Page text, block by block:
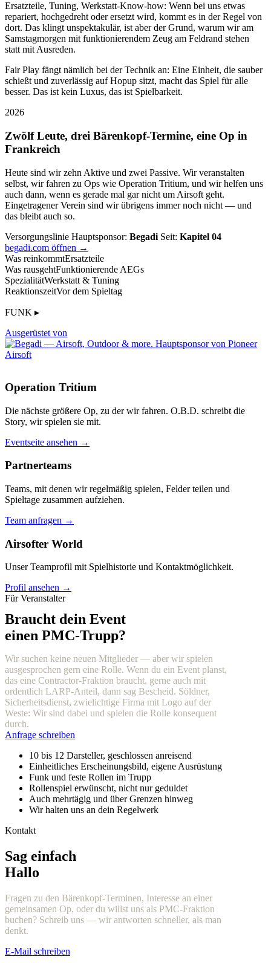
Ersatzteile, Tuning, Werkstatt-Know-how: Wenn bei uns etwas
repariert, hochgedreht oder ersetzt wird, kommt es in der Regel von
dort. Das klingt unspektakulär, ist aber der Grund, warum wir am
Samstagmorgen mit funktionierendem Zeug am Feldrand stehen
statt mit Ausreden.
Fair Play fängt nämlich bei der Technik an: Eine Einheit, die sauber
schießt und zuverlässig auf Hopup sitzt, macht das Spiel für alle
besser. Das ist kein Luxus, das ist Spielbarkeit.
2026
Zwölf Leute, drei Bärenkopf-Termine, eine Op in
Frankreich
Heute sind wir zehn Aktive und zwei Passive. Wir veranstalten
selbst, wir fahren zu Ops wie Operation Tritium, und wir helfen uns
auch dann, wenn es gerade mal gar nicht um Airsoft geht.
Eingetragener Verein sind wir übrigens immer noch nicht — und
das bleibt auch so.
Versorgungslinie Hauptsponsor: Begadi Seit: Kapitel 04
begadi.com öffnen →
Was reinkommtErsatzteile
Was rausgehtFunktionierende AEGs
SpezialitätWerkstatt & Tuning
ReaktionszeitVor dem Spieltag
FUNK ▸
Ausgerüstet von
Operation Tritium
Die nächste größere Op, zu der wir fahren. O.B.D. schreibt die
Story, wir spielen sie mit.
Eventseite ansehen →
Partnerteams
Teams, mit denen wir regelmäßig spielen, Felder teilen und
Spieltage zusammen aufziehen.
Team anfragen →
Airsofter World
Unser Teamprofil mit Spielhistorie und Kontaktmöglichkeit.
Profil ansehen →
Für Veranstalter
Braucht dein Event
einen PMC-Trupp?
Wir suchen keine neuen Mitglieder — aber wir spielen
ausgesprochen gern eine Rolle. Wenn du ein Event planst,
das eine Contractor-Fraktion braucht, gerne auch mit
ordentlich LARP-Anteil, dann sag Bescheid. Söldner,
Sicherheitsdienst, zwielichtige Firma mit Logo auf der
Weste: Wir sind dabei und spielen die Rolle konsequent
durch.
Anfrage schreiben
10 bis 12 Darsteller, geschlossen anreisend
Einheitliches Erscheinungsbild, eigene Ausrüstung
Funk und feste Rollen im Trupp
Rollenspiel erwünscht, nicht nur geduldet
Auch mehrtägig und über Grenzen hinweg
Wir halten uns an dein Regelwerk
Kontakt
Sag einfach
Hallo
Fragen zu den Bärenkopf-Terminen, Interesse an einer
gemeinsamen Op, oder du willst uns als PMC-Fraktion
buchen? Schreib uns — wir antworten schneller, als man
denkt.
E-Mail schreiben